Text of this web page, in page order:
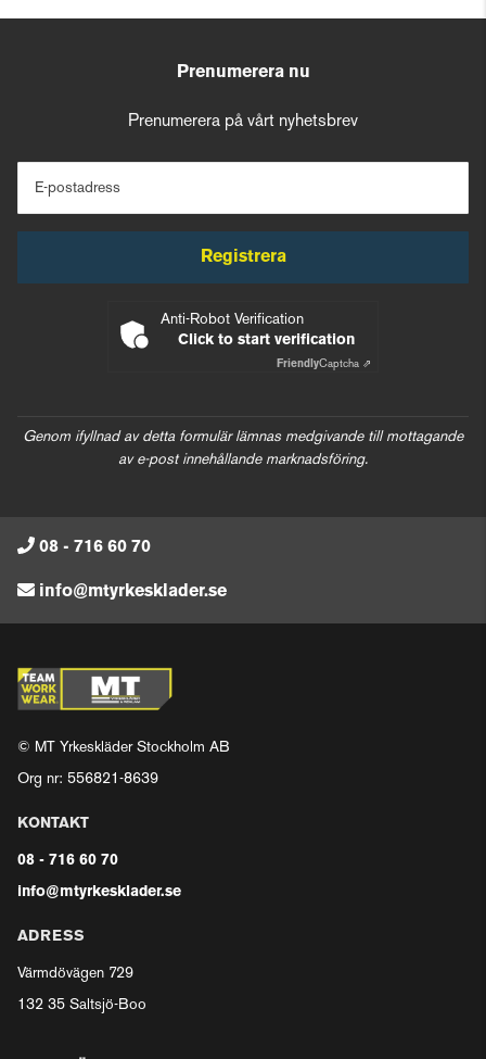
Prenumerera nu
Prenumerera på vårt nyhetsbrev
E-postadress
Registrera
Anti-Robot Verification
Click to start verification
FriendlyCaptcha ⇗
Genom ifyllnad av detta formulär lämnas medgivande till mottagande
av e-post innehållande marknadsföring.
08 - 716 60 70
info@mtyrkesklader.se
© MT Yrkeskläder Stockholm AB
Org nr: 556821-8639
KONTAKT
08 - 716 60 70
info@mtyrkesklader.se
ADRESS
Värmdövägen 729
132 35 Saltsjö-Boo